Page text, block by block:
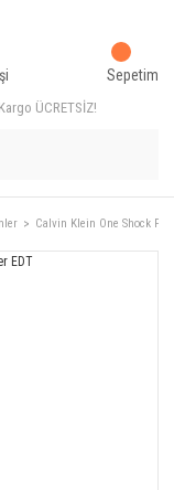
ÜCRETSİZ!
Sepetim
Calvin Klein One Shock For